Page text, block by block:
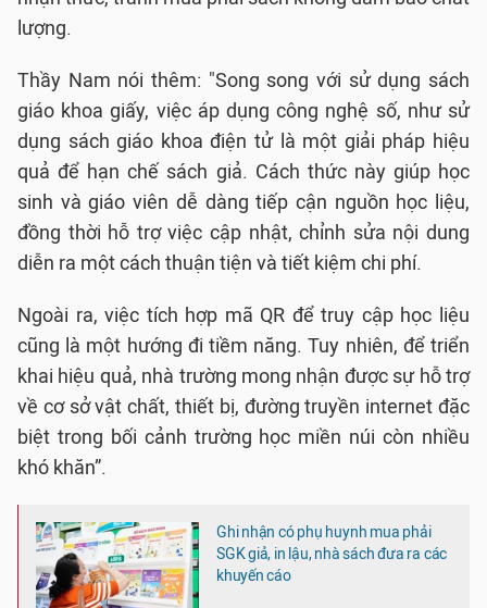
lượng.
Thầy Nam nói thêm: "Song song với sử dụng sách
giáo khoa giấy, việc áp dụng công nghệ số, như sử
dụng sách giáo khoa điện tử là một giải pháp hiệu
quả để hạn chế sách giả. Cách thức này giúp học
sinh và giáo viên dễ dàng tiếp cận nguồn học liệu,
đồng thời hỗ trợ việc cập nhật, chỉnh sửa nội dung
diễn ra một cách thuận tiện và tiết kiệm chi phí.
Ngoài ra, việc tích hợp mã QR để truy cập học liệu
cũng là một hướng đi tiềm năng. Tuy nhiên, để triển
khai hiệu quả, nhà trường mong nhận được sự hỗ trợ
về cơ sở vật chất, thiết bị, đường truyền internet đặc
biệt trong bối cảnh trường học miền núi còn nhiều
khó khăn”.
Ghi nhận có phụ huynh mua phải
SGK giả, in lậu, nhà sách đưa ra các
khuyến cáo